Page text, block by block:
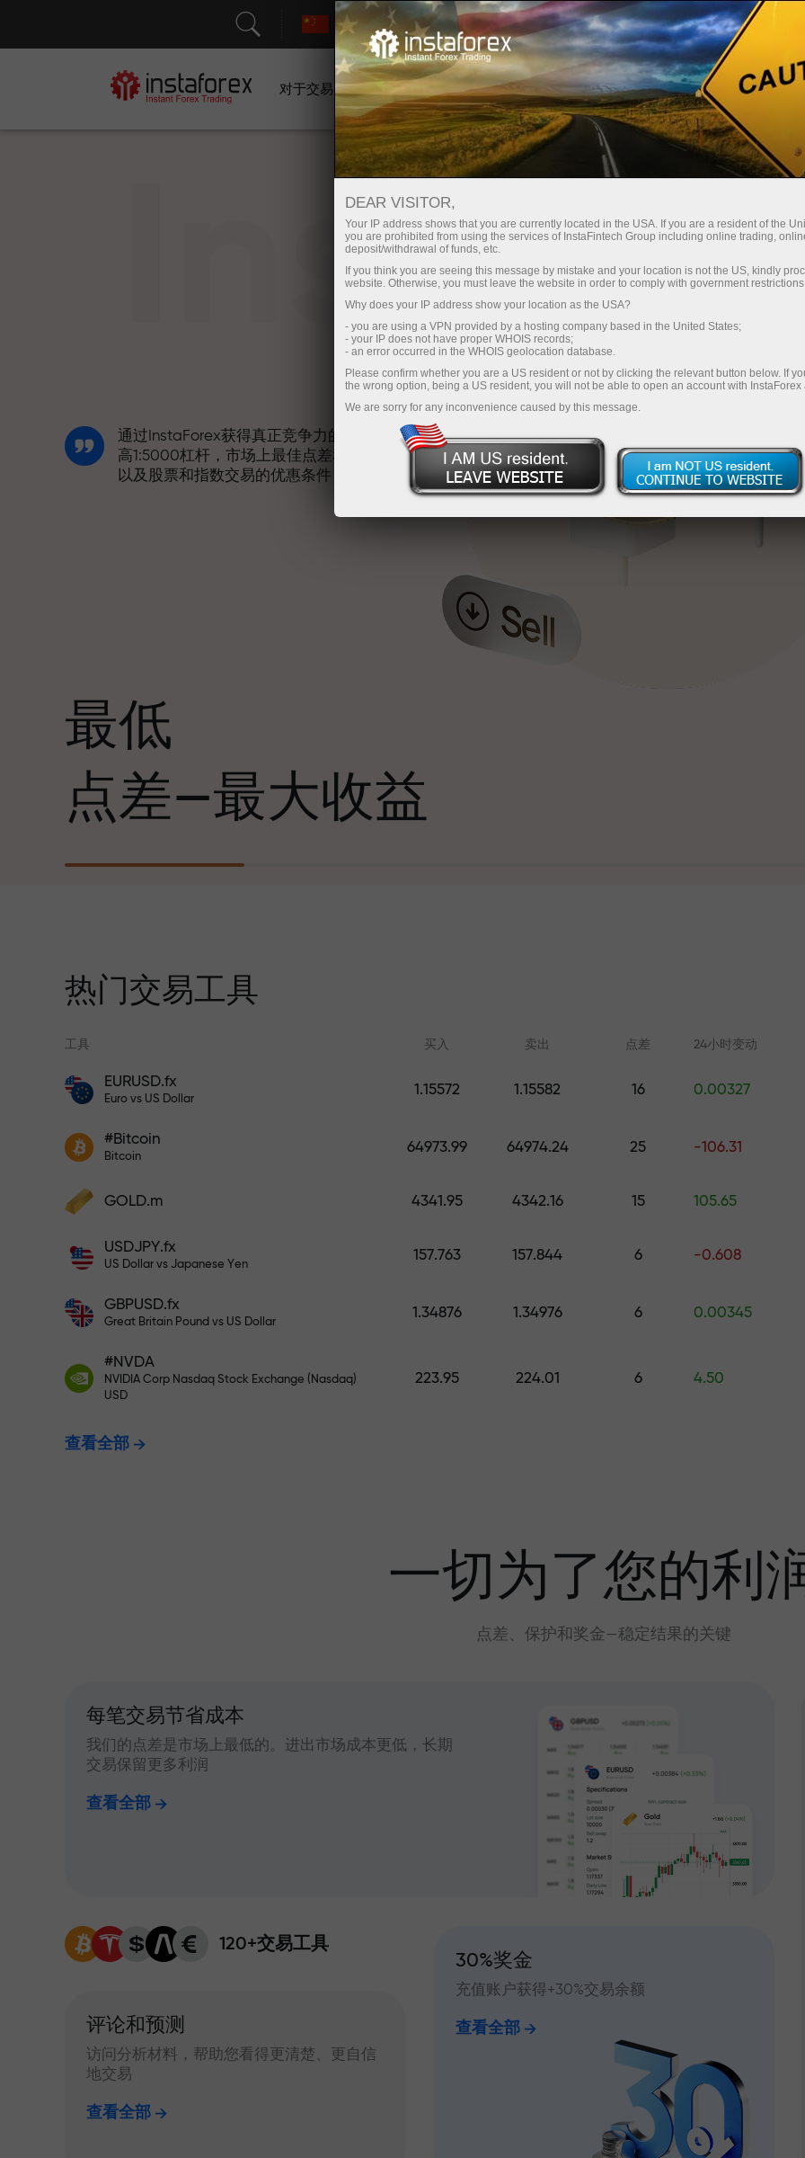
支持 即时开户 交易平台
对于交易者 对于合作伙伴 广告
通过InstaForex获得真正竞争力的机会：最
高1:5000杠杆，市场上最佳点差和手续费，
以及股票和指数交易的优惠条件
Loprais将刺激与纪律元素带入交易世界，
作为InstaForex合作伙伴，激励客户实现雄
心勃勃的目标
风险保险计划补偿您的亏损，并保证6个月
内利润增长3倍。放心交易—您的资金受到
充值账户—获得比存款大1000倍的奖金。
X1000不是印刷错误。存款越大，倍数越
最低
点差—最大收益
每笔存款
交易速度
与赛道速度
您的专属礼物大奖
无风险交易—
我们保证您的利润
最高X1000奖金—市场上最大
热门交易工具
工具 买入 卖出 点差 24小时变动
EURUSD.fx
Euro vs US Dollar
1.15572 1.15582 16 0.00327
#Bitcoin
Bitcoin
64973.99 64974.24 25 -106.31
GOLD.m 4341.95 4342.16 15 105.65
USDJPY.fx
US Dollar vs Japanese Yen
157.763 157.844 6 -0.608
GBPUSD.fx
Great Britain Pound vs US Dollar
1.34876 1.34976 6 0.00345
#NVDA
NVIDIA Corp Nasdaq Stock Exchange (Nasdaq)
USD
223.95 224.01 6 4.50
查看全部
从零开始学习交易—适合所有水
外汇、加密货币和期
一切为了您的利
点差、保护和奖金—稳定结果的关键
每笔交易节省成本
我们的点差是市场上最低的。进出市场成本更低，长期
交易保留更多利润
查看全部
120+交易工具
评论和预测
访问分析材料，帮助您看得更清楚、更自信
地交易
查看全部
30%奖金
充值账户获得+30%交易余额
查看全部
DEAR VISITOR,
Your IP address shows that you are currently located in the USA. If you are a resident of the
you are prohibited from using the services of InstaFintech Group including online trading,
deposit/withdrawal of funds, etc.
If you think you are seeing this message by mistake and your location is not the US, kindly
website. Otherwise, you must leave the website in order to comply with government
Why does your IP address show your location as the USA?
- you are using a VPN provided by a hosting company based in the United States;
- your IP does not have proper WHOIS records;
- an error occurred in the WHOIS geolocation database.
Please confirm whether you are a US resident or not by clicking the relevant button below. If
the wrong option, being a US resident, you will not be able to open an account with InstaForex
We are sorry for any inconvenience caused by this message.